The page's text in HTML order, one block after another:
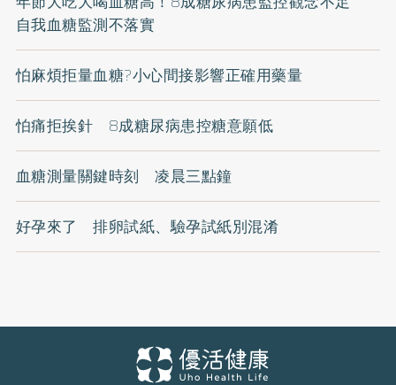
自我血糖監測不落實
怕麻煩拒量血糖?小心間接影響正確用藥量
怕痛拒挨針 8成糖尿病患控糖意願低
血糖測量關鍵時刻 凌晨三點鐘
好孕來了 排卵試紙、驗孕試紙別混淆